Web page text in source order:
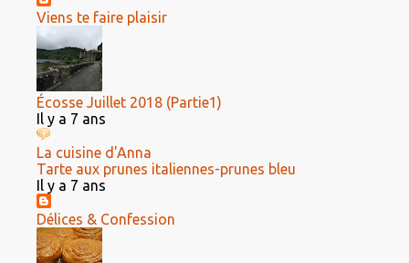
Viens te faire plaisir
Écosse Juillet 2018 (Partie1)
Il y a 7 ans
La cuisine d'Anna
Tarte aux prunes italiennes-prunes bleu
Il y a 7 ans
Délices & Confession